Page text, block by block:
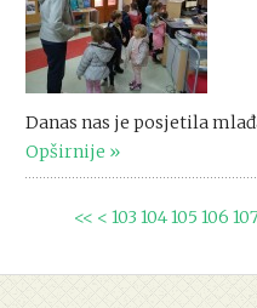
Danas nas je posjetila
Opširnije
<< < 103 104105 106